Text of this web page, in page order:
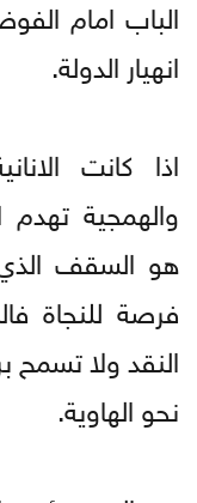
الباب امام
انهيار الدولة.
اذا كانت
والهمجية
هو السقف
فرصة للنجاة
النقد ولا
نحو الهاوية.